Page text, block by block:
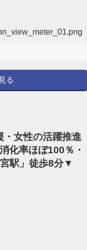
る
・女性の活躍推進
化率ほぼ100％・
駅」徒歩8分▼